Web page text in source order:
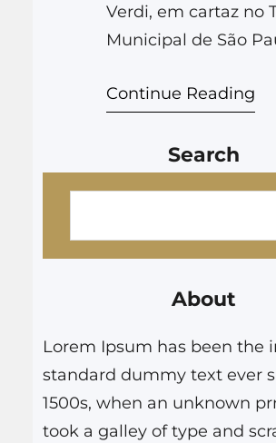
Verdi, em cartaz no
Municipal de São
Continue Reading
Search
s
a
r
About
Lorem Ipsum has been the
standard dummy text ever
1500s, when an unknown
took a galley of type and